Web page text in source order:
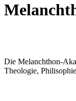
Die Melanchthon-
Theologie,